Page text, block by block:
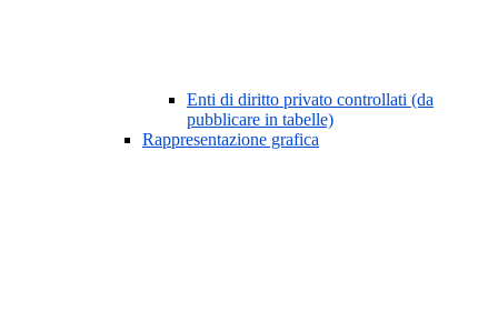
Enti di diritto privato controllati (da
pubblicare in tabelle)
Rappresentazione grafica